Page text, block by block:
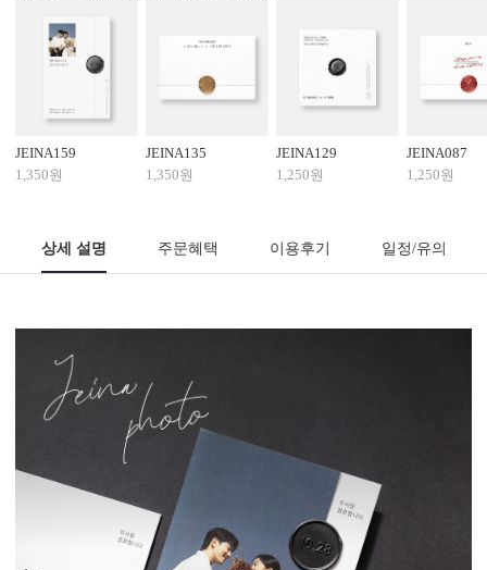
JEINA159
1,350원
JEINA135
1,350원
JEINA129
1,250원
JEINA087
1,250원
상세 설명 주문혜택 이용후기 일정/유의